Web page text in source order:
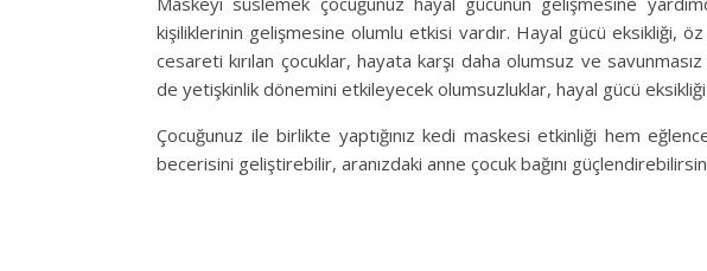
kişiliklerinin gelişmesine olumlu etkisi vardır. Hayal gücü eksikliği,
cesareti kırılan çocuklar, hayata karşı daha olumsuz ve
de yetişkinlik dönemini etkileyecek olumsuzluklar, hayal gücü
Çocuğunuz ile birlikte yaptığınız kedi maskesi etkinliği hem
becerisini geliştirebilir, aranızdaki anne çocuk bağını